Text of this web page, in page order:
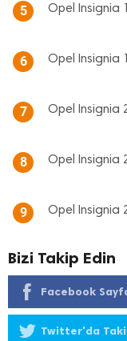
5 Opel Insignia
6 Opel Insignia
7 Opel Insignia
8 Opel Insignia
9 Opel Insignia
Bizi Takip Edin
Facebook
Twitter'da